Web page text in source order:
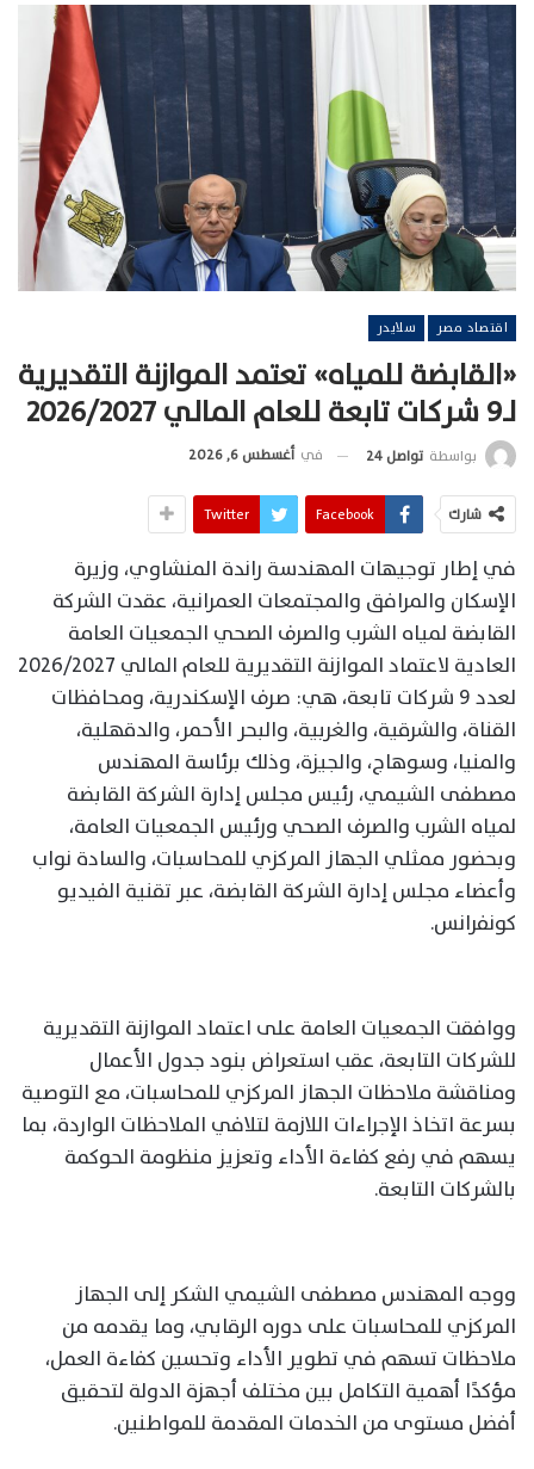
اقتصاد مصر سلايدر
«القابضة للمياه» تعتمد الموازنة التقديرية
لـ9 شركات تابعة للعام المالي 2026/2027
بواسطة تواصل 24 في أغسطس 6, 2026
شارك Facebook
Twitter
في إطار توجيهات المهندسة راندة المنشاوي، وزيرة
الإسكان والمرافق والمجتمعات العمرانية، عقدت الشركة
القابضة لمياه الشرب والصرف الصحي الجمعيات العامة
العادية لاعتماد الموازنة التقديرية للعام المالي 2026/2027
لعدد 9 شركات تابعة، هي: صرف الإسكندرية، ومحافظات
القناة، والشرقية، والغربية، والبحر الأحمر، والدقهلية،
والمنيا، وسوهاج، والجيزة، وذلك برئاسة المهندس
مصطفى الشيمي، رئيس مجلس إدارة الشركة القابضة
لمياه الشرب والصرف الصحي ورئيس الجمعيات العامة،
وبحضور ممثلي الجهاز المركزي للمحاسبات، والسادة نواب
وأعضاء مجلس إدارة الشركة القابضة، عبر تقنية الفيديو
كونفرانس.
ووافقت الجمعيات العامة على اعتماد الموازنة التقديرية
للشركات التابعة، عقب استعراض بنود جدول الأعمال
ومناقشة ملاحظات الجهاز المركزي للمحاسبات، مع التوصية
بسرعة اتخاذ الإجراءات اللازمة لتلافي الملاحظات الواردة، بما
يسهم في رفع كفاءة الأداء وتعزيز منظومة الحوكمة
بالشركات التابعة.
ووجه المهندس مصطفى الشيمي الشكر إلى الجهاز
المركزي للمحاسبات على دوره الرقابي، وما يقدمه من
ملاحظات تسهم في تطوير الأداء وتحسين كفاءة العمل،
مؤكدًا أهمية التكامل بين مختلف أجهزة الدولة لتحقيق
أفضل مستوى من الخدمات المقدمة للمواطنين.